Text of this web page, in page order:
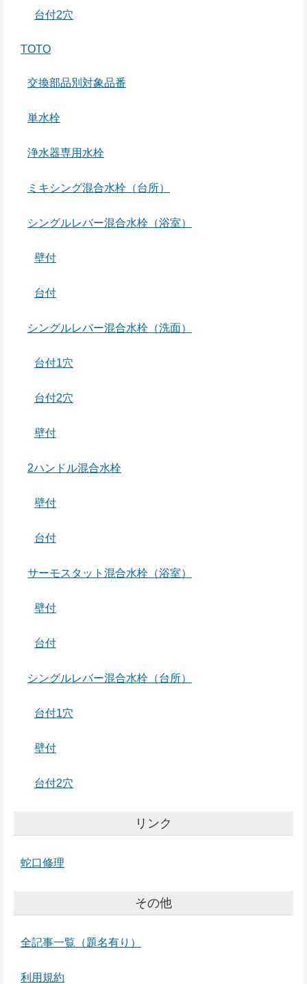
台付2穴
TOTO
交換部品別対象品番
単水栓
浄水器専用水栓
ミキシング混合水栓（台所）
シングルレバー混合水栓（浴室）
壁付
台付
シングルレバー混合水栓（洗面）
台付1穴
台付2穴
壁付
2ハンドル混合水栓
壁付
台付
サーモスタット混合水栓（浴室）
壁付
台付
シングルレバー混合水栓（台所）
台付1穴
壁付
台付2穴
リンク
蛇口修理
その他
全記事一覧（題名有り）
利用規約